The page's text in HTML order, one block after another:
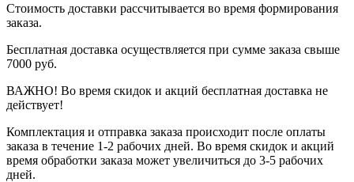
Стоимость доставки рассчитывается во время формирования
заказа.
Бесплатная доставка осуществляется при сумме заказа свыше
7000 руб.
ВАЖНО! Во время скидок и акций бесплатная доставка не
действует!
Комплектация и отправка заказа происходит после оплаты
заказа в течение 1-2 рабочих дней. Во время скидок и акций
время обработки заказа может увеличиться до 3-5 рабочих
дней.